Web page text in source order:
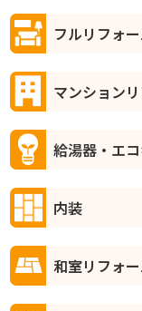
フルリフォ
マンション
給湯器・エ
内装
和室リフォ